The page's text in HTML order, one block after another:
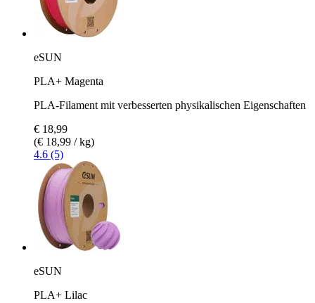
eSUN
PLA+ Magenta
PLA-Filament mit verbesserten physikalischen Eigenschaften
€ 18,99
(€ 18,99 / kg)
4.6 (5)
eSUN
PLA+ Lilac